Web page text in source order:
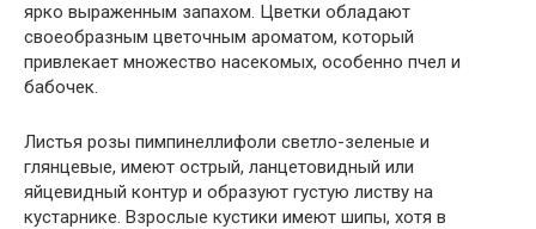
ярко выраженным запахом. Цветки обладают
своеобразным цветочным ароматом, который
привлекает множество насекомых, особенно пчел и
бабочек.
Листья розы пимпинеллифоли светло-зеленые и
глянцевые, имеют острый, ланцетовидный или
яйцевидный контур и образуют густую листву на
кустарнике. Взрослые кустики имеют шипы, хотя в